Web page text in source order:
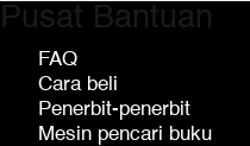
Pusat Bantuan
FAQ
Cara beli
Penerbit-penerbit
Mesin pencari buku